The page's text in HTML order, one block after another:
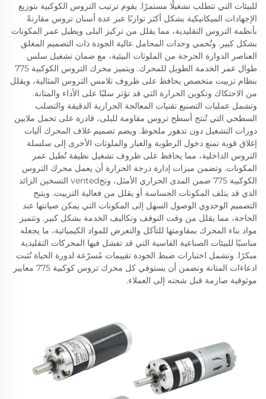
للبيئات التي تتطلب تشغيلًا مستمرًا. يقوم ترتيب التروس الكوكبية بتوزيع
الإجهادات الميكانيكية بشكل أكثر توازنًا عبر عدة أسنان تروس مقارنةً
بأنظمة التروس التقليدية، مما يقلل من تركيز البلى ويطيل عمر المكونات
بشكل كبير. وتُحمي وحدات المحامل عالية الجودة ذات التصميم المغلق
العناصر الدوارة الحرجة من الملوثات البيئية، مع ضمان تشغيل سلس
طوال عمر الخدمة الطويل للمحرك. ويتميز محرك التروس الكوكبية 775
بنظام تزييت متخصص يحافظ على ظروف تلامس التروس المثالية، ويقلل
من الاحتكاك وتكوين الحرارة التي قد تؤثر سلبًا على الأداء والمتانة.
وتشمل عمليات التصنيع تقنيات المعالجة الحرارية الدقيقة والتصلب
السطحي التي تُنتج أسطح تروس مقاومة للبلى، قادرة على تحمل ملايين
دورات التشغيل دون تدهور ملحوظ. ويضم تصميم غلاف المحرك آليات
إغلاق قوية تمنع دخول الرطوبة والغبار والملوثات الأخرى إلى سلسلة
التروس الداخلية، مما يحافظ على ظروف تشغيل نظيفة تُطيل عمر
المكونات. وتضمن ميزات إدارة درجة الحرارة أن يعمل محرك التروس
الكوكبية 775 ضمن المدى الحراري الأمثل، وتحvented التسخين الزائد
الذي قد يتلف المكونات الحساسة أو يقلل من فعالية التزييت. ويتيح
التصميم الوحدوي الوصول السهل إلى المكونات التي يمكن صيانتها عند
الحاجة، مما يقلل من وقت التوقف وتكاليف الخدمة بشكل كبير. وتتميز
مواد بناء المحرك بمقاومتها للتآكل والتعرض للمواد الكيميائية، ما يجعله
مناسبًا للبيئات الصناعية القاسية التي قد تفشل فيها المحركات التقليدية
مبكرًا. وتشمل اختبارات ضبط الجودة تقييمات مُسرّعة لدورة الحياة تُثبت
ادعاءات المتانة وتضمن أن يستوفي كل محرك تروس كوكبية 775 معايير
موثوقية صارمة قبل شحنه إلى العملاء.